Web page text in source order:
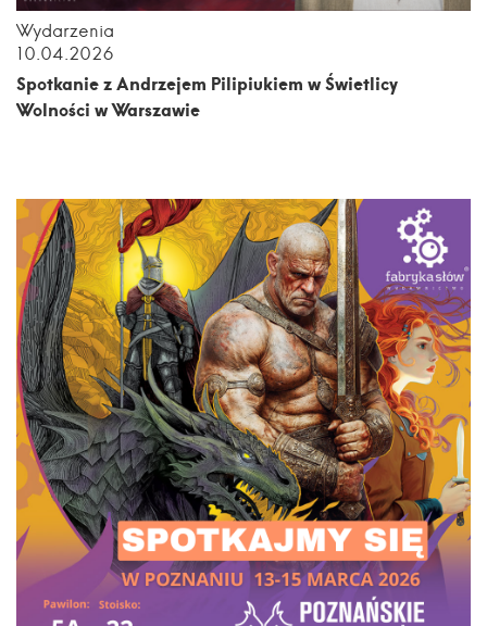
Wydarzenia
10.04.2026
Spotkanie z Andrzejem Pilipiukiem w Świetlicy
Wolności w Warszawie